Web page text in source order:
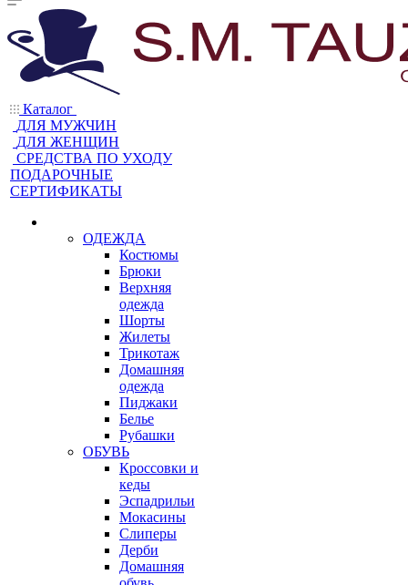
Каталог
ДЛЯ МУЖЧИН
ДЛЯ ЖЕНЩИН
CРЕДСТВА ПО УХОДУ
ПОДАРОЧНЫЕ
СЕРТИФИКАТЫ
ОДЕЖДА
Костюмы
Брюки
Верхняя
одежда
Шорты
Жилеты
Трикотаж
Домашняя
одежда
Пиджаки
Белье
Рубашки
ОБУВЬ
Кроссовки и
кеды
Эспадрильи
Мокасины
Слиперы
Дерби
Домашняя